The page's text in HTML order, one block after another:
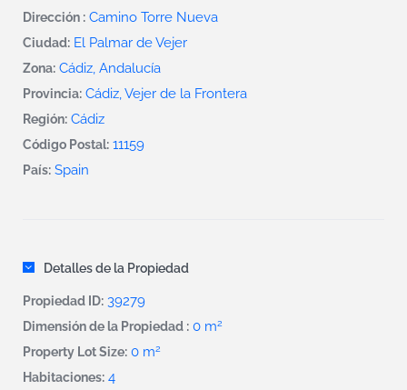
Dirección : Camino Torre Nueva
Ciudad: El Palmar de Vejer
Zona: Cádiz, Andalucía
Provincia: Cádiz, Vejer de la Frontera
Región: Cádiz
Código Postal: 11159
País: Spain
Detalles de la Propiedad
Propiedad ID: 39279
Dimensión de la Propiedad : 0 m2
Property Lot Size: 0 m2
Habitaciones: 4